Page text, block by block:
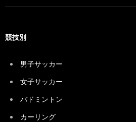
競技別
男子サッカー
女子サッカー
バドミントン
カーリング